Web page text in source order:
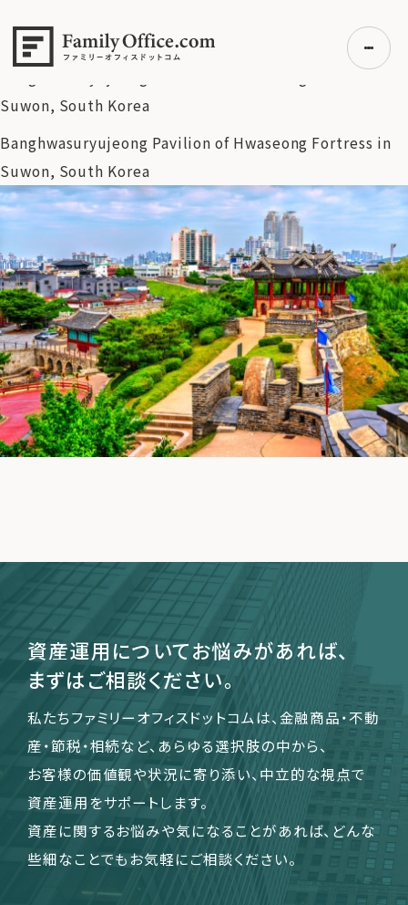
初めての方へ
ご利用の流れ・プラン
事例紹介
エキスパート一覧
無料講座
コラム
利用者の声
無料ご相談 ログイン
よくある質問
～個人投資家の「超攻撃的」マネーとAIブームの行方
>
Suwon, South Korea
Banghwasuryujeong Pavilion of Hwaseong Fortress in
Suwon, South Korea
資産運用についてお悩みがあれば、
まずはご相談ください。
私たちファミリーオフィスドットコムは、金融商品・不動
産・節税・相続など、あらゆる選択肢の中から、
お客様の価値観や状況に寄り添い、中立的な視点で
資産運用をサポートします。
資産に関するお悩みや気になることがあれば、どんな
些細なことでもお気軽にご相談ください。